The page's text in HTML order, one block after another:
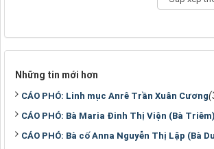
Những tin mới hơn
CÁO PHÓ: Linh mục Anrê Trần Xuân Cương
CÁO PHÓ: Bà Maria Đinh Thị Viện (Bà Triêm)
CÁO PHÓ: Bà cố Anna Nguyễn Thị Lập (Bà